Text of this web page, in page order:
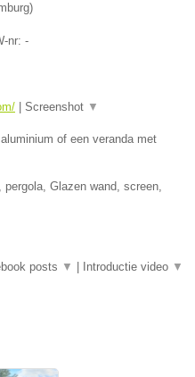
)
nr: -
Screenshot ▼
of een veranda met
Glazen wand, screen,
posts ▼ Introductie video ▼